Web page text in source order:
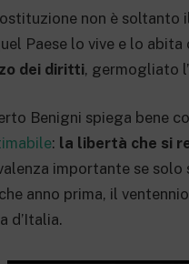
non è soltanto
Paese lo vive e lo
dei diritti, germogliato
Benigni spiega bene
: la libertà che si
importante se
anno prima, il
d’Italia.